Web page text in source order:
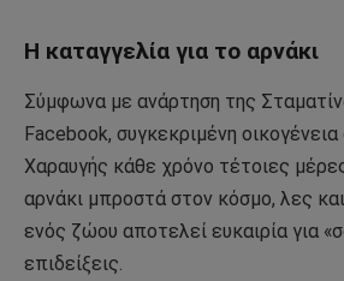
Η καταγγελία για το αρνάκι
Σύμφωνα με ανάρτηση της
Facebook, συγκεκριμένη
Χαραυγής κάθε χρόνο τέτοιες
αρνάκι μπροστά στον κόσμο, λες
ενός ζώου αποτελεί ευκαιρία για
επιδείξεις.